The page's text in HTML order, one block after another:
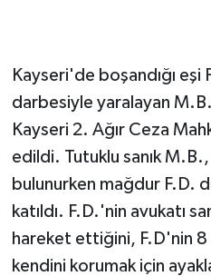
Kayseri'de boşandığı eşi
darbesiyle yaralayan
Kayseri 2. Ağır Ceza
edildi. Tutuklu sanık
bulunurken mağdur F.D.
katıldı. F.D.'nin avukatı
hareket ettiğini, F.D'nin 8
kendini korumak için